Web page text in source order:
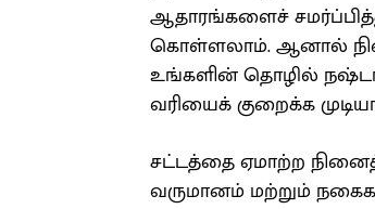
ஆதாரங்களைச்
கொள்ளலாம். ஆனால்
உங்களின் தொழில்
வரியைக் குறைக்க
சட்டத்தை ஏமாற்ற
வருமானம் மற்றும்